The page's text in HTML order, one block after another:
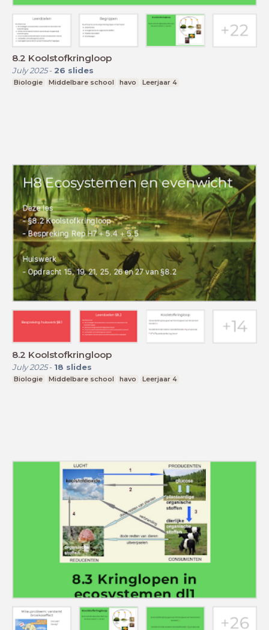
8.2 Koolstofkringloop
July 2025- 26 slides
Biologie Middelbare school havo Leerjaar 4
8.2 Koolstofkringloop
July 2025- 18 slides
Biologie Middelbare school havo Leerjaar 4